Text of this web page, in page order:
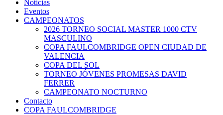
Noticias
Eventos
CAMPEONATOS
2026 TORNEO SOCIAL MASTER 1000 CTV
MASCULINO
COPA FAULCOMBRIDGE OPEN CIUDAD DE
VALENCIA
COPA DEL SOL
TORNEO JÓVENES PROMESAS DAVID
FERRER
CAMPEONATO NOCTURNO
Contacto
COPA FAULCOMBRIDGE